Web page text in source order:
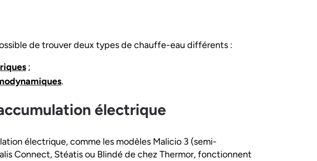
de trouver deux types de chauffe-eau différents :
;
.
électrique
électrique, comme les modèles Malicio 3 (semi-
Connect, Stéatis ou Blindé de chez Thermor, fonctionnent